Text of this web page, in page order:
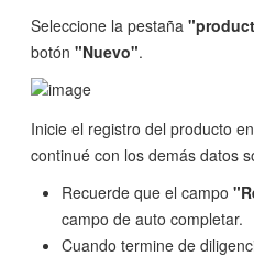
Seleccione la pestaña
botón "Nuevo".
Inicie el registro del producto
continué con los demás datos
Recuerde que el campo
campo de auto completar.
Cuando termine de